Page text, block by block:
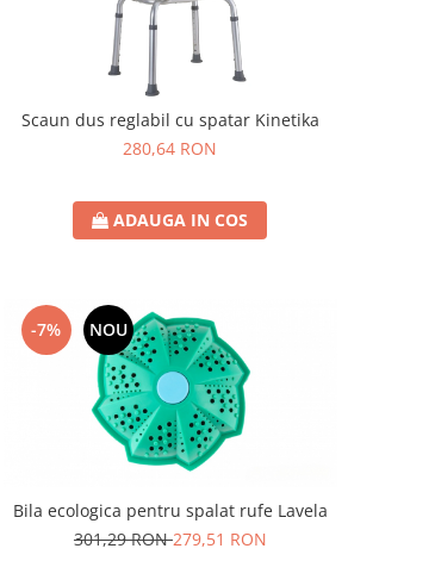
Scaun dus reglabil cu spatar Kinetika
280,64 RON
ADAUGA IN COS
-7% NOU
Bila ecologica pentru spalat rufe Lavela
301,29 RON279,51 RON